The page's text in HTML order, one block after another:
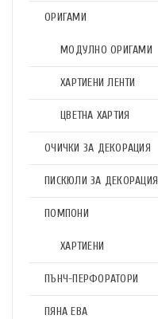
ОРИГАМИ
МОДУЛНО ОРИГАМИ
ХАРТИЕНИ ЛЕНТИ
ЦВЕТНА ХАРТИЯ
ОЧИЧКИ ЗА ДЕКОРАЦИЯ
ПИСКЮЛИ ЗА ДЕКОРАЦИЯ
ПОМПОНИ
ХАРТИЕНИ
ПЪНЧ-ПЕРФОРАТОРИ
ПЯНА ЕВА